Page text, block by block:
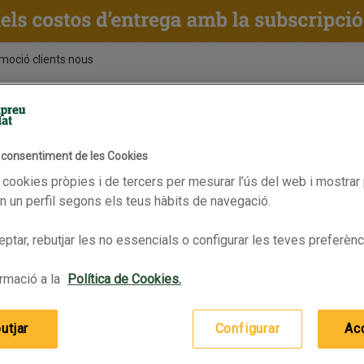
clients nous
cap promoció
o consulta les nostres
la compra
de les Cookies
pròpies i de tercers per mesurar l’ús del web i
un perfil segons els teus hàbits de navegació.
rebutjar les no essencials o configurar les teves
a la Política de Cookies.
Configurar